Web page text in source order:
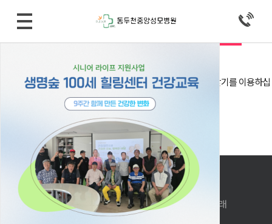
로그인
회원아이디 및 비밀번호가 기억 안나실 때는 아이디/비밀번호 찾기를 이용하십
아직 회원이 아니시라면 회원으로 가입 후 이용해 주십시오.
아이디 비밀번호 찾기
메인으로 돌아가기
PC버전으로 보기
상호: 동두천중앙성모병원 │대표자 : 윤석진, 조황래
사업자번호 : 127-91-27170